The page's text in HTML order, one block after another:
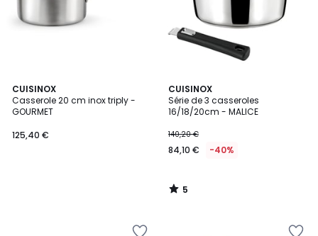
CUISINOX
Casserole 20 cm inox triply -
GOURMET
125,40 €
CUISINOX
Série de 3 casseroles
16/18/20cm - MALICE
140,20 €
84,10 € -40%
5
/
5
5
/